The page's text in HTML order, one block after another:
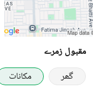
مقبول زمرے
گھر
مکانات